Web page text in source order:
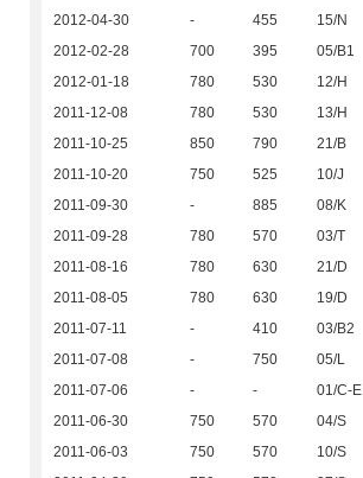
2012-04-30
- 455 15/N
2012-02-28
700 395 05/B1
2012-01-18
780 530 12/H
2011-12-08
780 530 13/H
2011-10-25
850 790 21/B
2011-10-20
750 525 10/J
2011-09-30
- 885 08/K
2011-09-28
780 570 03/T
2011-08-16
780 630 21/D
2011-08-05
780 630 19/D
2011-07-11
- 410 03/B2
2011-07-08
- 750 05/L
2011-07-06
- - 01/C-E
2011-06-30
750 570 04/S
2011-06-03
750 570 10/S